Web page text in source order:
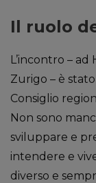
Il ruolo
L’incontro –
Zurigo – è
Consiglio
Non sono
sviluppare e
intendere e
diverso e